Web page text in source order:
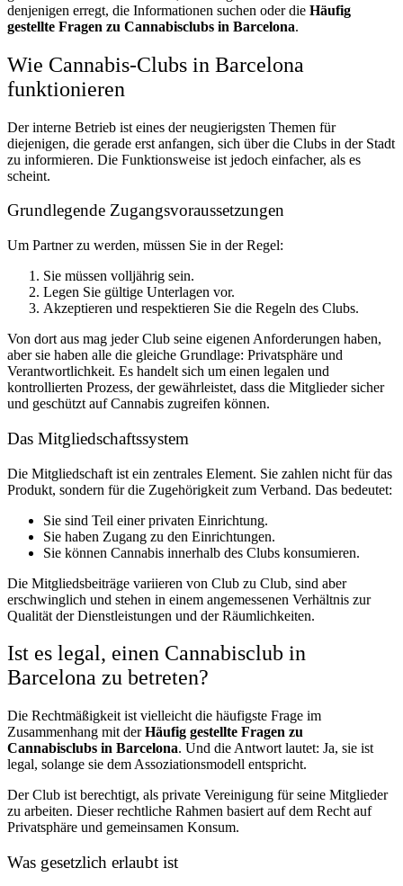
denjenigen erregt, die Informationen suchen oder die Häufig
gestellte Fragen zu Cannabisclubs in Barcelona.
Wie Cannabis-Clubs in Barcelona
funktionieren
Der interne Betrieb ist eines der neugierigsten Themen für
diejenigen, die gerade erst anfangen, sich über die Clubs in der Stadt
zu informieren. Die Funktionsweise ist jedoch einfacher, als es
scheint.
Grundlegende Zugangsvoraussetzungen
Um Partner zu werden, müssen Sie in der Regel:
Sie müssen volljährig sein.
Legen Sie gültige Unterlagen vor.
Akzeptieren und respektieren Sie die Regeln des Clubs.
Von dort aus mag jeder Club seine eigenen Anforderungen haben,
aber sie haben alle die gleiche Grundlage: Privatsphäre und
Verantwortlichkeit. Es handelt sich um einen legalen und
kontrollierten Prozess, der gewährleistet, dass die Mitglieder sicher
und geschützt auf Cannabis zugreifen können.
Das Mitgliedschaftssystem
Die Mitgliedschaft ist ein zentrales Element. Sie zahlen nicht für das
Produkt, sondern für die Zugehörigkeit zum Verband. Das bedeutet:
Sie sind Teil einer privaten Einrichtung.
Sie haben Zugang zu den Einrichtungen.
Sie können Cannabis innerhalb des Clubs konsumieren.
Die Mitgliedsbeiträge variieren von Club zu Club, sind aber
erschwinglich und stehen in einem angemessenen Verhältnis zur
Qualität der Dienstleistungen und der Räumlichkeiten.
Ist es legal, einen Cannabisclub in
Barcelona zu betreten?
Die Rechtmäßigkeit ist vielleicht die häufigste Frage im
Zusammenhang mit derHäufig gestellte Fragen zu
Cannabisclubs in Barcelona. Und die Antwort lautet: Ja, sie ist
legal, solange sie dem Assoziationsmodell entspricht.
Der Club ist berechtigt, als private Vereinigung für seine Mitglieder
zu arbeiten. Dieser rechtliche Rahmen basiert auf dem Recht auf
Privatsphäre und gemeinsamen Konsum.
Was gesetzlich erlaubt ist